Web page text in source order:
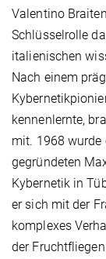
Valentino
Schlüsselrolle
italienischen
Nach einem
kennenlernte,
mit. 1968 wurde
gegründeten
Kybernetik in
er sich mit der
komplexes
der